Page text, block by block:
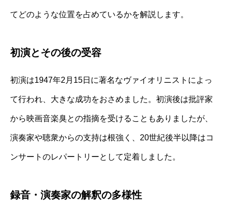
てどのような位置を占めているかを解説します。
初演とその後の受容
初演は1947年2月15日に著名なヴァイオリニストによっ
て行われ、大きな成功をおさめました。初演後は批評家
から映画音楽臭との指摘を受けることもありましたが、
演奏家や聴衆からの支持は根強く、20世紀後半以降はコ
ンサートのレパートリーとして定着しました。
録音・演奏家の解釈の多様性